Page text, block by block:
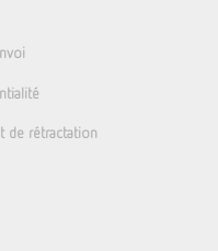
de rétractation